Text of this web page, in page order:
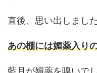
直後、思い出しました
あの棚には媚薬入り
藍月が媚薬を嗅いで